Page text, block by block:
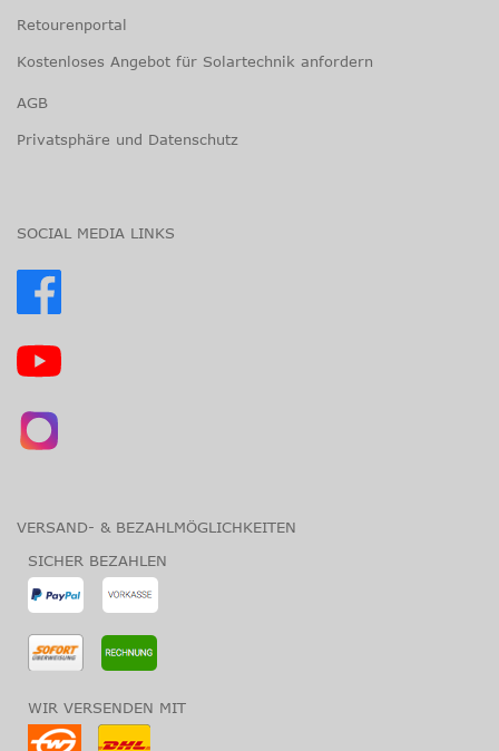
Retourenportal
Kostenloses Angebot für Solartechnik anfordern
AGB
Privatsphäre und Datenschutz
SOCIAL MEDIA LINKS
VERSAND- & BEZAHLMÖGLICHKEITEN
SICHER BEZAHLEN
WIR VERSENDEN MIT